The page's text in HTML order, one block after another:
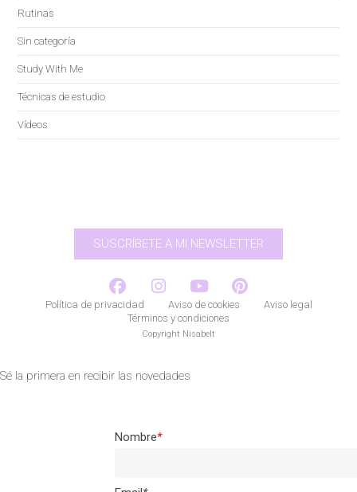
Rutinas
Sin categoría
Study With Me
Técnicas de estudio
Vídeos
SUSCRÍBETE A MI NEWSLETTER
Política de privacidad Aviso de cookies
Aviso legal
Términos y condiciones
Copyright Nisabelt
Sé la primera en recibir las novedades
Nombre*